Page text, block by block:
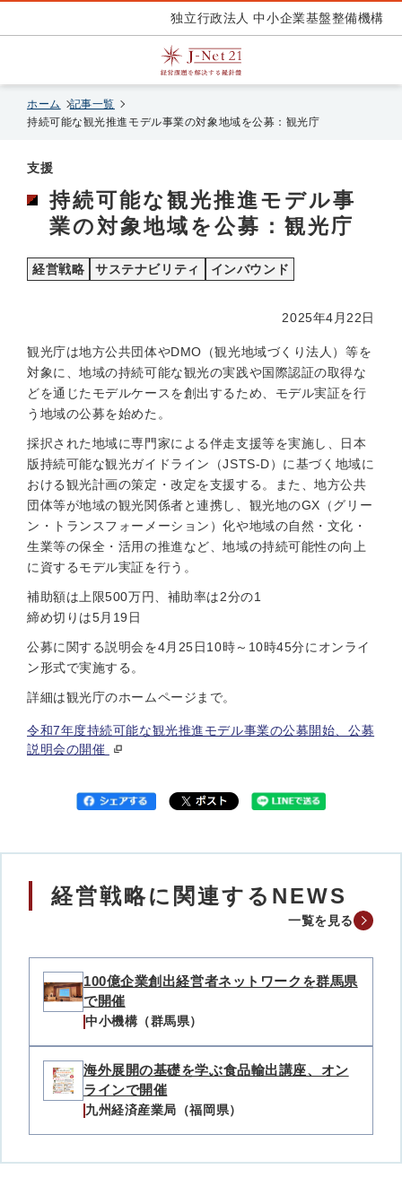
独立行政法人 中小企業基盤整備機構
ホーム
記事一覧
持続可能な観光推進モデル事業の対象地域を公募：観光庁
支援
持続可能な観光推進モデル事
業の対象地域を公募：観光庁
経営戦略 サステナビリティ インバウンド
2025年4月22日
観光庁は地方公共団体やDMO（観光地域づくり法人）等を
対象に、地域の持続可能な観光の実践や国際認証の取得な
どを通じたモデルケースを創出するため、モデル実証を行
う地域の公募を始めた。
採択された地域に専門家による伴走支援等を実施し、日本
版持続可能な観光ガイドライン（JSTS-D）に基づく地域に
おける観光計画の策定・改定を支援する。また、地方公共
団体等が地域の観光関係者と連携し、観光地のGX（グリー
ン・トランスフォーメーション）化や地域の自然・文化・
生業等の保全・活用の推進など、地域の持続可能性の向上
に資するモデル実証を行う。
補助額は上限500万円、補助率は2分の1
締め切りは5月19日
公募に関する説明会を4月25日10時～10時45分にオンライ
ン形式で実施する。
詳細は観光庁のホームページまで。
令和7年度持続可能な観光推進モデル事業の公募開始、公募
説明会の開催
経営戦略に関連するNEWS
一覧を見る
100億企業創出経営者ネットワークを群馬県
で開催
中小機構（群馬県）
海外展開の基礎を学ぶ食品輸出講座、オン
ラインで開催
九州経済産業局（福岡県）